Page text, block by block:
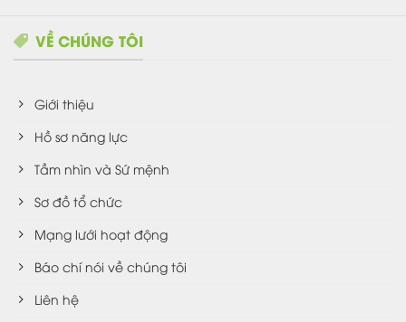
VỀ CHÚNG TÔI
Giới thiệu
Hồ sơ năng lực
Tầm nhìn và Sứ mệnh
Sơ đồ tổ chức
Mạng lưới hoạt động
Báo chí nói về chúng tôi
Liên hệ